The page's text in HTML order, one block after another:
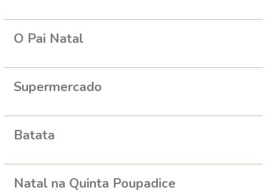
O Pai Natal
Supermercado
Batata
Natal na Quinta Poupadice